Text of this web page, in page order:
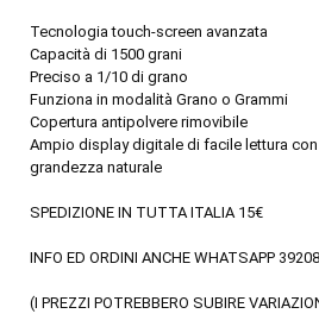
Tecnologia touch-screen avanzata
Capacità di 1500 grani
Preciso a 1/10 di grano
Funziona in modalità Grano o Grammi
Copertura antipolvere rimovibile
Ampio display digitale di facile lettura
grandezza naturale
SPEDIZIONE IN TUTTA ITALIA 15€
INFO ED ORDINI ANCHE WHATSAPP
(I PREZZI POTREBBERO SUBIRE